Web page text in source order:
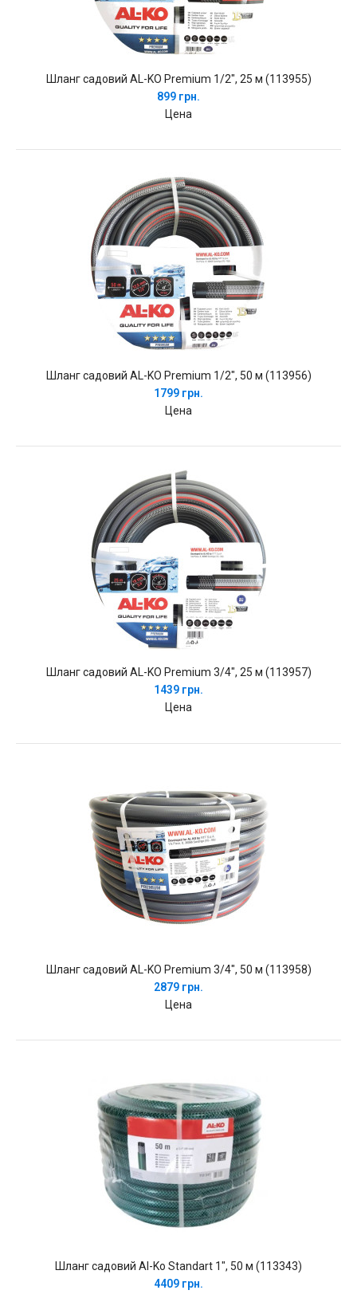
Шланг садовий AL-KO Premium 1/2", 25 м (113955)
899 грн.
Цена
Шланг садовий AL-KO Premium 1/2", 50 м (113956)
1799 грн.
Цена
Шланг садовий AL-KO Premium 3/4", 25 м (113957)
1439 грн.
Цена
Шланг садовий AL-KO Premium 3/4", 50 м (113958)
2879 грн.
Цена
Шланг садовий Al-Ko Standart 1", 50 м (113343)
4409 грн.